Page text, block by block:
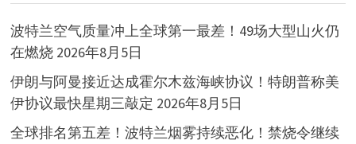
波特兰空气质量冲上全球第一最差！49场大型山火仍
在燃烧 2026年8月5日
伊朗与阿曼接近达成霍尔木兹海峡协议！特朗普称美
伊协议最快星期三敲定 2026年8月5日
全球排名第五差！波特兰烟雾持续恶化！禁烧令继续